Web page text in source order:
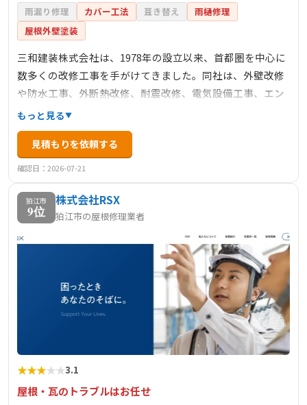
雨漏り修理 カバー工法 葺き替え
雨樋修理
屋根外壁塗装
三和建装株式会社は、1978年の設立以来、首都圏を中心に
数多くの改修工事を手がけてきました。同社は、外壁改修
や防水工事、外断熱改修、耐震改修、電気設備工事、エン
トランス工事など、建物全体の資産価値を向上させる「総
合改修工事」を得意としています。また、労働安全衛生基
本方針、品質方針、環境方針を掲げ、SDGsへの取り組みや
地域防災活動、地域コミュニケーション支援活動、地域安
全活動、地域環境保全活動など、CSR活動にも積極的に参
加しています。同社の経営理念は「人のくらしを美しく」
であり、建物の修繕を通じて住む人の「くらし」を豊かに
することを目指しています。
もっと見る
見積もりを依頼する
確認日：2026-07-21
狛江市
9位
株式会社RSX
狛江市の屋根修理業者
★★★★★3.1
屋根・瓦のトラブルはお任せ